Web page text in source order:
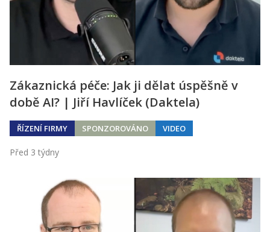
Zákaznická péče: Jak ji dělat úspěšně v
době AI? | Jiří Havlíček (Daktela)
ŘÍZENÍ FIRMY SPONZOROVÁNO VIDEO
Před 3 týdny